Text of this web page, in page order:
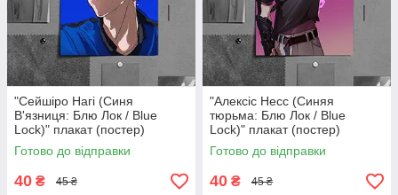
"Сейшіро Нагі (Синя
В'язниця: Блю Лок / Blue
Lock)" плакат (постер)
розміром А5 (14х20см)
Готово до відправки
40 ₴ 45 ₴
"Алексіс Несс (Синяя
тюрьма: Блю Лок / Blue
Lock)" плакат (постер)
розміром А5 (14х20см)
Готово до відправки
40 ₴ 45 ₴